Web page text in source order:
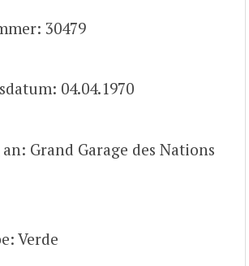
30479
04.04.1970
Grand Garage des Nations
Verde